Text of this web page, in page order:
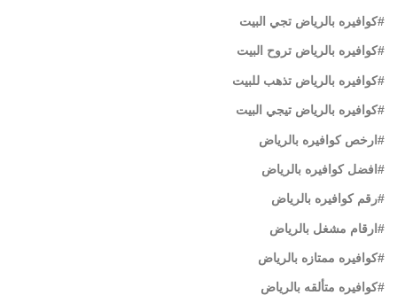
#كوافيره بالرياض تجي البيت
#كوافيره بالرياض تروح البيت
#كوافيره بالرياض تذهب للبيت
#كوافيره بالرياض تيجي البيت
#ارخص كوافيره بالرياض
#افضل كوافيره بالرياض
#رقم كوافيره بالرياض
#ارقام مشغل بالرياض
#كوافيره ممتازه بالرياض
#كوافيره متألقه بالرياض